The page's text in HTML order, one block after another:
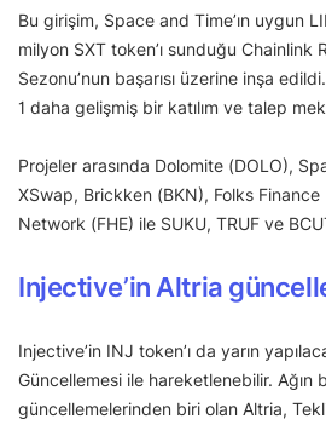
Bu girişim, Space and Time’ın uygun
milyon SXT token’ı sunduğu Chainlink
Sezonu’nun başarısı üzerine inşa
1 daha gelişmiş bir katılım ve talep
Projeler arasında Dolomite (DOLO),
XSwap, Brickken (BKN), Folks Finance
Network (FHE) ile SUKU, TRUF ve
Injective’in Altria
Injective’in INJ token’ı da yarın
Güncellemesi ile hareketlenebilir.
güncellemelerinden biri olan Altria,